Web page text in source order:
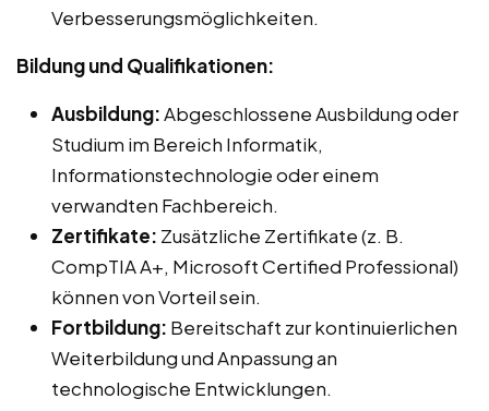
Verbesserungsmöglichkeiten.
Bildung und Qualifikationen:
Ausbildung:Abgeschlossene Ausbildung oder
Studium im Bereich Informatik,
Informationstechnologie oder einem
verwandten Fachbereich.
Zertifikate: Zusätzliche Zertifikate (z. B.
CompTIA A+, Microsoft Certified Professional)
können von Vorteil sein.
Fortbildung: Bereitschaft zur kontinuierlichen
Weiterbildung und Anpassung an
technologische Entwicklungen.